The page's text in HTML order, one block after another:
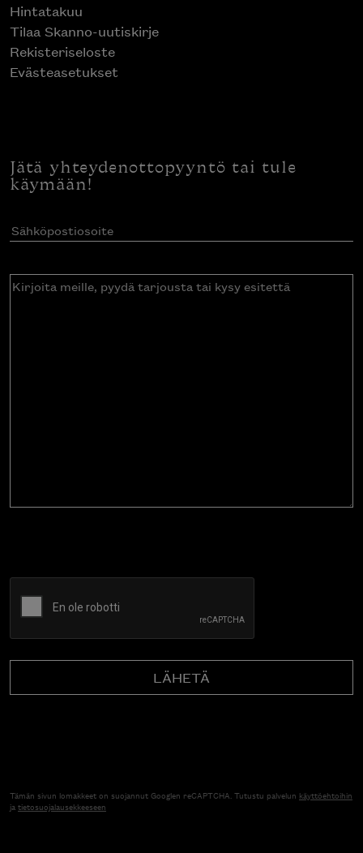
Hintatakuu
Tilaa Skanno-uutiskirje
Rekisteriseloste
Evästeasetukset
Jätä yhteydenottopyyntö tai tule
käymään!
Sähköpostiosoite(Pakollinen)
Kirjoita
Tämän sivun lomakkeet on suojannut Googlen reCAPTCHA. Tutustu palvelun käyttöehtoihin
jatietosuojalausekkeeseen